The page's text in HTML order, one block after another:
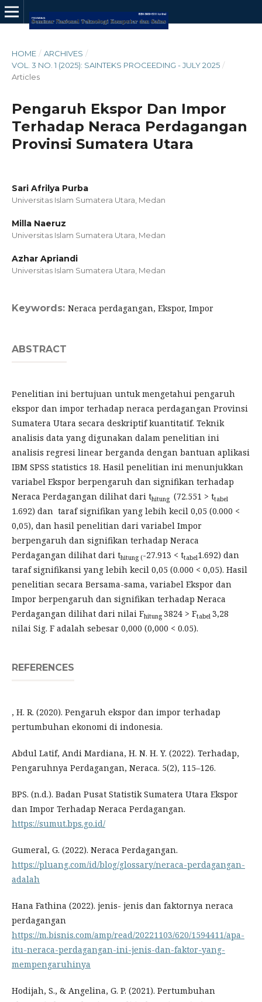
HOME / ARCHIVES /
VOL. 3 NO. 1 (2025): SAINTEKS PROCEEDING - JULY 2025 /
Articles
Pengaruh Ekspor Dan Impor
Terhadap Neraca Perdagangan
Provinsi Sumatera Utara
Sari Afrilya Purba
Universitas Islam Sumatera Utara, Medan
Milla Naeruz
Universitas Islam Sumatera Utara, Medan
Azhar Apriandi
Universitas Islam Sumatera Utara, Medan
Keywords: Neraca perdagangan, Ekspor, Impor
ABSTRACT
Penelitian ini bertujuan untuk mengetahui pengaruh
ekspor dan impor terhadap neraca perdagangan Provinsi
Sumatera Utara secara deskriptif kuantitatif. Teknik
analisis data yang digunakan dalam penelitian ini
analisis regresi linear berganda dengan bantuan aplikasi
IBM SPSS statistics 18. Hasil penelitian ini menunjukkan
variabel Ekspor berpengaruh dan signifikan terhadap
Neraca Perdagangan dilihat dari thitung (72.551 > ttabel
1.692) dan taraf signifikan yang lebih kecil 0,05 (0.000 <
0,05), dan hasil penelitian dari variabel Impor
berpengaruh dan signifikan terhadap Neraca
Perdagangan dilihat dari thitung (-27.913 < ttabel1.692) dan
taraf signifikansi yang lebih kecil 0,05 (0.000 < 0,05). Hasil
penelitian secara Bersama-sama, variabel Ekspor dan
Impor berpengaruh dan signifikan terhadap Neraca
Perdagangan dilihat dari nilai Fhitung 3824 > Ftabel 3,28
nilai Sig. F adalah sebesar 0,000 (0,000 < 0.05).
REFERENCES
, H. R. (2020). Pengaruh ekspor dan impor terhadap
pertumbuhan ekonomi di indonesia.
Abdul Latif, Andi Mardiana, H. N. H. Y. (2022). Terhadap,
Pengaruhnya Perdagangan, Neraca. 5(2), 115–126.
BPS. (n.d.). Badan Pusat Statistik Sumatera Utara Ekspor
dan Impor Terhadap Neraca Perdagangan.
https://sumut.bps.go.id/
Gumeral, G. (2022). Neraca Perdagangan.
https://pluang.com/id/blog/glossary/neraca-perdagangan-
adalah
Hana Fathina (2022). jenis- jenis dan faktornya neraca
perdagangan
https://m.bisnis.com/amp/read/20221103/620/1594411/apa-
itu-neraca-perdagangan-ini-jenis-dan-faktor-yang-
mempengaruhinya
Hodijah, S., & Angelina, G. P. (2021). Pertumbuhan